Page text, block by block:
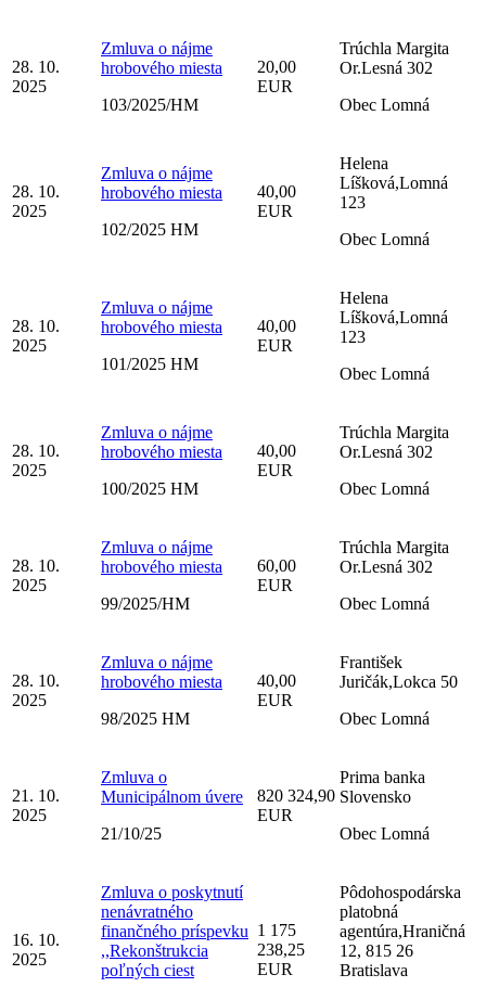
28. 10.
2025
Zmluva o nájme
hrobového miesta
103/2025/HM
20,00
EUR
Trúchla Margita
Or.Lesná 302
Obec Lomná
28. 10.
2025
Zmluva o nájme
hrobového miesta
102/2025 HM
40,00
EUR
Helena
Líšková,Lomná
123
Obec Lomná
28. 10.
2025
Zmluva o nájme
hrobového miesta
101/2025 HM
40,00
EUR
Helena
Líšková,Lomná
123
Obec Lomná
28. 10.
2025
Zmluva o nájme
hrobového miesta
100/2025 HM
40,00
EUR
Trúchla Margita
Or.Lesná 302
Obec Lomná
28. 10.
2025
Zmluva o nájme
hrobového miesta
99/2025/HM
60,00
EUR
Trúchla Margita
Or.Lesná 302
Obec Lomná
28. 10.
2025
Zmluva o nájme
hrobového miesta
98/2025 HM
40,00
EUR
František
Juričák,Lokca 50
Obec Lomná
21. 10.
2025
Zmluva o
Municipálnom úvere
21/10/25
820 324,90
EUR
Prima banka
Slovensko
Obec Lomná
16. 10.
2025
Zmluva o poskytnutí
nenávratného
finančného príspevku
,,Rekonštrukcia
poľných ciest
1 175
238,25
EUR
Pôdohospodárska
platobná
agentúra,Hraničná
12, 815 26
Bratislava